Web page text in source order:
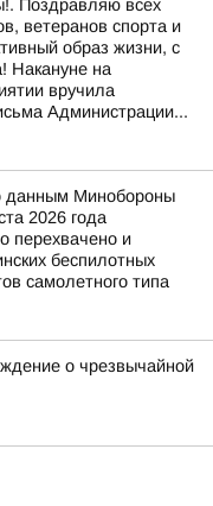
Поздравляю всех
ветеранов спорта и
образ жизни, с
Накануне на
вручила
Администрации...
данным Минобороны
2026 года
перехвачено и
беспилотных
самолетного типа
о чрезвычайной